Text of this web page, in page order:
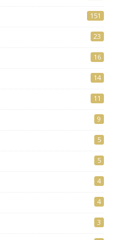
151
23
16
14
11
9
5
5
4
4
3